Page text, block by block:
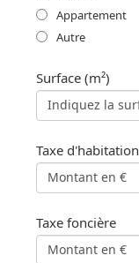
Appartement
Autre
Surface (m²)
Taxe d'habitation
Taxe foncière